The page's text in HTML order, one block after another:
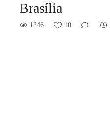
Brasília
1246 10